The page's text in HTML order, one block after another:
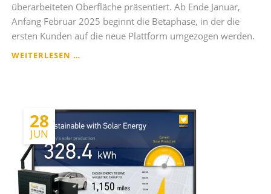
überarbeiteten Oberfläche präsentiert. Ab Ende Januar,
Anfang Februar 2025 beginnt die Betaphase, in der die
ersten Kunden auf die neue Plattform umgezogen werden.
WEITERLESEN …NEUE
28
JUN